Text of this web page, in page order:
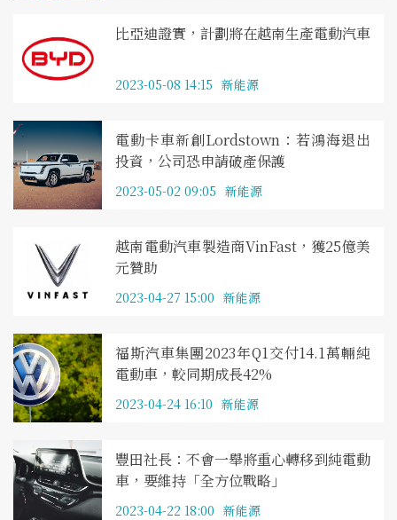
比亞迪證實，計劃將在越南生產電動汽車
2023-05-08 14:15 新能源
電動卡車新創Lordstown：若鴻海退出
投資，公司恐申請破產保護
2023-05-02 09:05 新能源
越南電動汽車製造商VinFast，獲25億美
元贊助
2023-04-27 15:00 新能源
福斯汽車集團2023年Q1交付14.1萬輛純
電動車，較同期成長42%
2023-04-24 16:10 新能源
豐田社長：不會一舉將重心轉移到純電動
車，要維持「全方位戰略」
2023-04-22 18:00 新能源